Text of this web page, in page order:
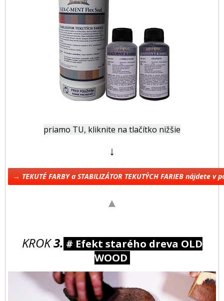
priamo TU, kliknite na tlačítko nižšie
↓
→ TEKUTÉ FARBY a STABILIZÁTOR TEKUTÝCH FARIEB nájdete
▲
KROK3. # Efekt starého dreva OLD
WOOD